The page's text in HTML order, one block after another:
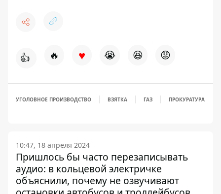
👍 🔥 ♥ 😭 😆 😡
УГОЛОВНОЕ ПРОИЗВОДСТВО ВЗЯТКА ГАЗ ПРОКУРАТУРА
10:47, 18 апреля 2024
Пришлось бы часто перезаписывать
аудио: в кольцевой электричке
объяснили, почему не озвучивают